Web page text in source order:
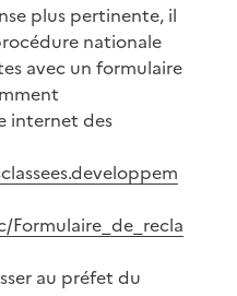
plus pertinente, il
nationale
avec un formulaire
internet des
Formulaire_de_recla
au préfet du